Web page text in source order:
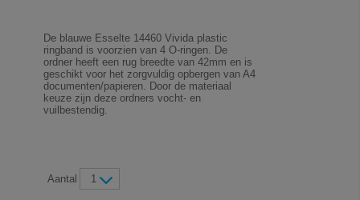
De blauwe Esselte 14460 Vivida plastic
ringband is voorzien van 4 O-ringen. De
ordner heeft een rug breedte van 42mm en is
geschikt voor het zorgvuldig opbergen van A4
documenten/papieren. Door de materiaal
keuze zijn deze ordners vocht- en
vuilbestendig.
Aantal 1